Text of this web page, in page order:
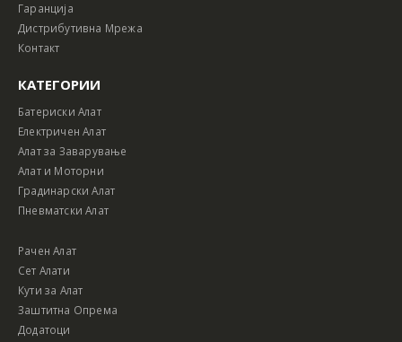
Гаранција
Дистрибутивна Мрежа
Контакт
КАТЕГОРИИ
Батериски Алат
Електричен Алат
Алат за Заварување
Алат и Моторни
Градинарски Алат
Пневматски Алат
Рачен Алат
Сет Алати
Кути за Алат
Заштитна Опрема
Додатоци